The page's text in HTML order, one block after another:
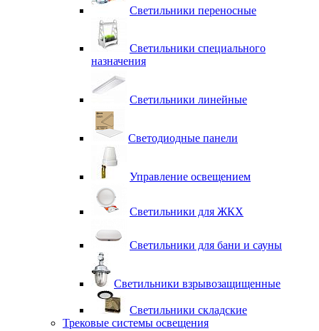
Светильники переносные
Светильники специального
назначения
Светильники линейные
Светодиодные панели
Управление освещением
Светильники для ЖКХ
Светильники для бани и сауны
Светильники взрывозащищенные
Светильники складские
Трековые системы освещения